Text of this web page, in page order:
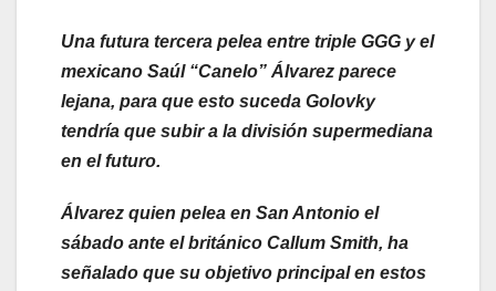
Una futura tercera pelea entre triple GGG y el
mexicano Saúl “Canelo” Álvarez parece
lejana, para que esto suceda Golovky
tendría que subir a la división supermediana
en el futuro.
Álvarez quien pelea en San Antonio el
sábado ante el británico Callum Smith, ha
señalado que su objetivo principal en estos